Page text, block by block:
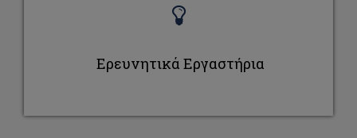
Ερευνητικά Εργαστήρια